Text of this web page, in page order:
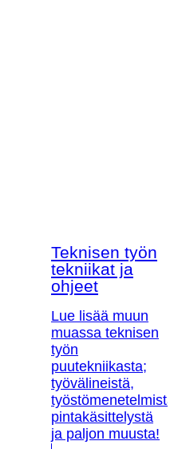
Teknisen työn
tekniikat ja
ohjeet
Lue lisää muun
muassa teknisen
työn
puutekniikasta;
työvälineistä,
pintakäsittelystä
ja paljon muusta!